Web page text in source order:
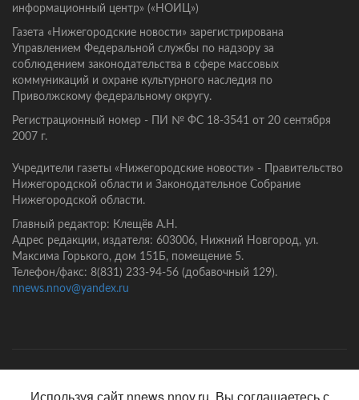
информационный центр» («НОИЦ»)
Газета «Нижегородские новости» зарегистрирована
Управлением Федеральной службы по надзору за
соблюдением законодательства в сфере массовых
коммуникаций и охране культурного наследия по
Приволжскому федеральному округу.
Регистрационный номер - ПИ № ФС 18-3541 от 20 сентября
2007 г.
Учредители газеты «Нижегородские новости» - Правительство
Нижегородской области и Законодательное Собрание
Нижегородской области.
Главный редактор: Клещёв А.Н.
Адрес редакции, издателя: 603006, Нижний Новгород, ул.
Максима Горького, дом 151Б, помещение 5.
Телефон/факс: 8(831) 233-94-56 (добавочный 129).
nnews.nnov@yandex.ru